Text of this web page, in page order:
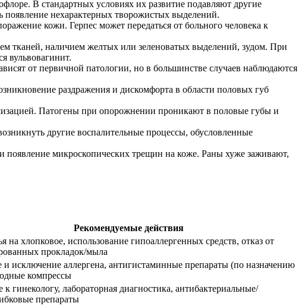
В стандартных условиях их развитие подавляют другие
появление нехарактерных творожистых выделений.
кожи. Герпес может передаться от больного человека к
тканей, наличием желтых или зеленоватых выделений, зудом. При
вульвовагинит.
от первичной патологии, но в большинстве случаев наблюдаются
раздражения и дискомфорта в области половых губ
Патогены при опорожнении проникают в половые губы и
другие воспалительные процессы, обусловленные
появление микроскопических трещин на коже. Раны хуже заживают,
Рекомендуемые действия
на хлопковое, использование гипоаллергенных средств, отказ от
прокладок/мыла
исключение аллергена, антигистаминные препараты (по назначению
компрессы
гинекологу, лабораторная диагностика, антибактериальные/
препараты